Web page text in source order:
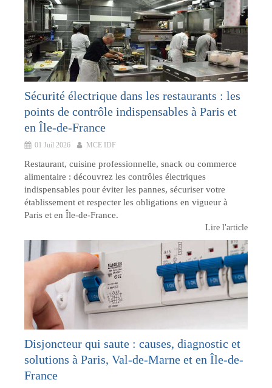
Sécurité électrique dans les restaurants : les
points de contrôle indispensables à Paris et
en Île-de-France
01 Juil 2026 MCE IDF
Restaurant, cuisine professionnelle, snack ou commerce
alimentaire : découvrez les contrôles électriques
indispensables pour éviter les pannes, sécuriser votre
établissement et respecter les obligations en vigueur à
Paris et en Île-de-France.
Lire l'article
Disjoncteur qui saute : causes, diagnostic et
solutions à Paris, Val-de-Marne et en Île-de-
France